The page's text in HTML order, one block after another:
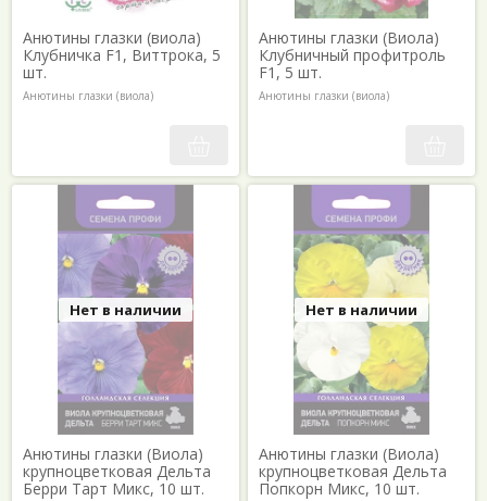
Анютины глазки (виола)
Клубничка F1, Виттрока, 5
шт.
Анютины глазки (виола)
Анютины глазки (Виола)
Клубничный профитроль
F1, 5 шт.
Анютины глазки (виола)
Нет в наличии
Анютины глазки (Виола)
крупноцветковая Дельта
Берри Тарт Микс, 10 шт.
Нет в наличии
Анютины глазки (Виола)
крупноцветковая Дельта
Попкорн Микс, 10 шт.